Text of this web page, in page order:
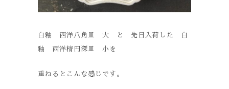
白釉 西洋八角皿 大 と 先日入荷した 白
釉 西洋楕円深皿 小を
重ねるとこんな感じです。